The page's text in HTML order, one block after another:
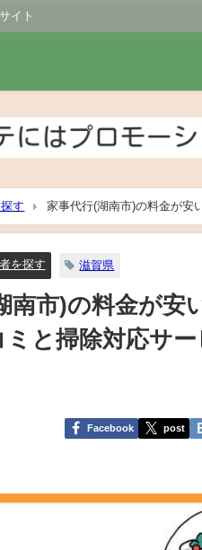
イト
す
家事代行(湖南市)の料金が安
を探す 滋賀県
南市)の料金が安
と掃除対応サー
Facebook post